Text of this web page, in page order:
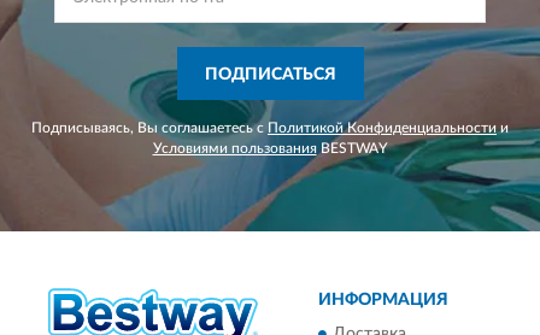
ПОДПИСАТЬСЯ
Подписываясь, Вы соглашаетесь с Политикой Конфиденциальности и
Условиями пользованияBESTWAY
ИНФОРМАЦИЯ